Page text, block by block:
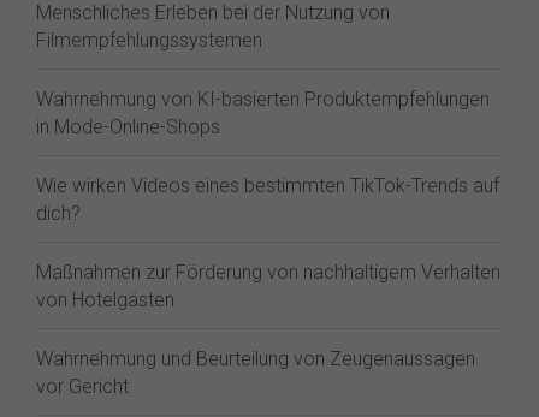
Menschliches Erleben bei der Nutzung von
Filmempfehlungssystemen
Wahrnehmung von KI-basierten Produktempfehlungen
in Mode-Online-Shops
Wie wirken Videos eines bestimmten TikTok-Trends auf
dich?
Maßnahmen zur Förderung von nachhaltigem Verhalten
von Hotelgästen
Wahrnehmung und Beurteilung von Zeugenaussagen
vor Gericht